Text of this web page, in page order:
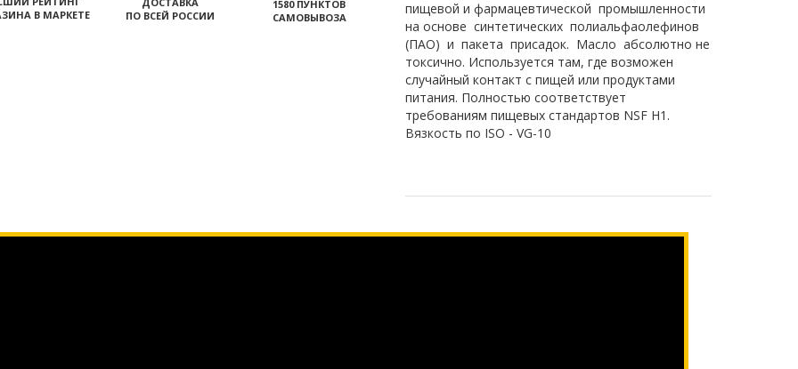
В МАРКЕТЕ
ПО ВСЕЙ РОССИИ
1580 ПУНКТОВ
САМОВЫВОЗА
пищевой и фармацевтической промышленности
на основе синтетических полиальфаолефинов
(ПАО) и пакета присадок. Масло абсолютно не
токсично. Используется там, где возможен
случайный контакт с пищей или продуктами
питания. Полностью соответствует
требованиям пищевых стандартов NSF H1.
Вязкость по ISO - VG-10